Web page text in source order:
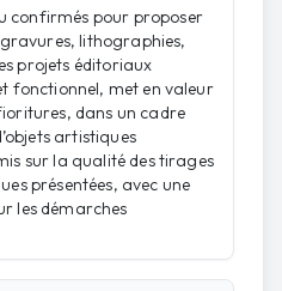
confirmés pour proposer
lithographies,
projets éditoriaux
fonctionnel, met en valeur
dans un cadre
artistiques
sur la qualité des tirages
présentées, avec une
les démarches